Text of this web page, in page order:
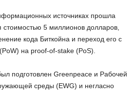
источниках прошла
стоимостью 5 миллионов долларов,
кода Биткойна и переход его с
на proof-of-stake (PoS).
подготовлен Greenpeace и Рабочей
среды (EWG) и негласно